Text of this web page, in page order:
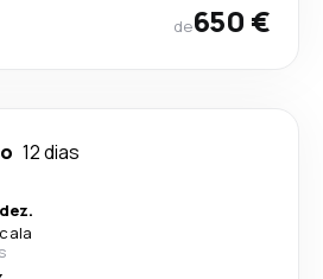
de650 €
12 dias